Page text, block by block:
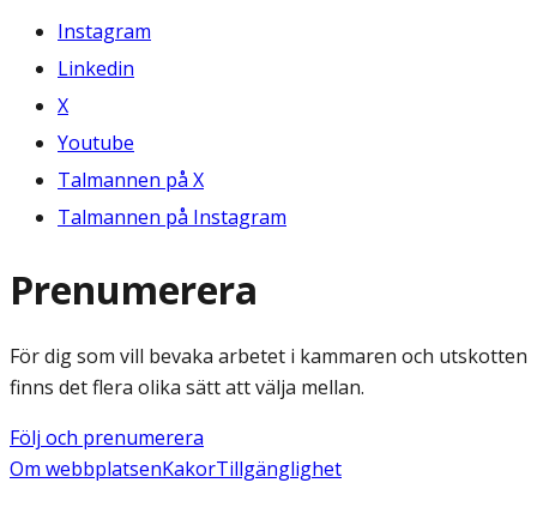
Instagram
Linkedin
X
Youtube
Talmannen på X
Talmannen på Instagram
Prenumerera
För dig som vill bevaka arbetet i kammaren och utskotten
finns det flera olika sätt att välja mellan.
Följ och prenumerera
Om webbplatsenKakorTillgänglighet